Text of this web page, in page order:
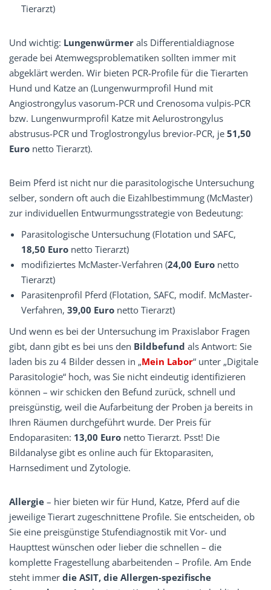
Tierarzt)
Und wichtig: Lungenwürmer als Differentialdiagnose
gerade bei Atemwegsproblematiken sollten immer mit
abgeklärt werden. Wir bieten PCR-Profile für die Tierarten
Hund und Katze an (Lungenwurmprofil Hund mit
Angiostrongylus vasorum-PCR und Crenosoma vulpis-PCR
bzw. Lungenwurmprofil Katze mit Aeluro­strongylus
abstrusus-PCR und Troglostrongylus brevior-PCR, je 51,50
Euro netto Tierarzt).
Beim Pferd ist nicht nur die parasitologische Untersuchung
selber, sondern oft auch die Eizahlbestimmung (McMaster)
zur individuellen Entwurmungsstrategie von Bedeutung:
Parasitologische Untersuchung (Flotation und SAFC,
18,50 Euro netto Tierarzt)
modifiziertes McMaster-Verfahren (24,00 Euro netto
Tierarzt)
Parasitenprofil Pferd (Flotation, SAFC, modif. McMaster-
Verfahren, 39,00 Euro netto Tierarzt)
Und wenn es bei der Untersuchung im Praxislabor Fragen
gibt, dann gibt es bei uns den Bildbefund als Antwort: Sie
laden bis zu 4 Bilder dessen in „Mein Labor“ unter „Digitale
Parasitologie“ hoch, was Sie nicht eindeutig identifizieren
können – wir schicken den Befund zurück, schnell und
preisgünstig, weil die Aufarbeitung der Proben ja bereits in
Ihren Räumen durchgeführt wurde. Der Preis für
Endoparasiten: 13,00 Euro netto Tierarzt. Psst! Die
Bildanalyse gibt es online auch für Ektoparasiten,
Harnsediment und Zytologie.
Allergie – hier bieten wir für Hund, Katze, Pferd auf die
jeweilige Tierart zugeschnittene Profile. Sie ­entscheiden, ob
Sie eine preisgünstige Stufendiagnostik mit Vor- und
Haupttest wünschen oder lieber die ­schnellen – die
komplette Fragestellung abarbeitenden – Profile. Am Ende
steht immer die ASIT, die Allergen-­spezifische